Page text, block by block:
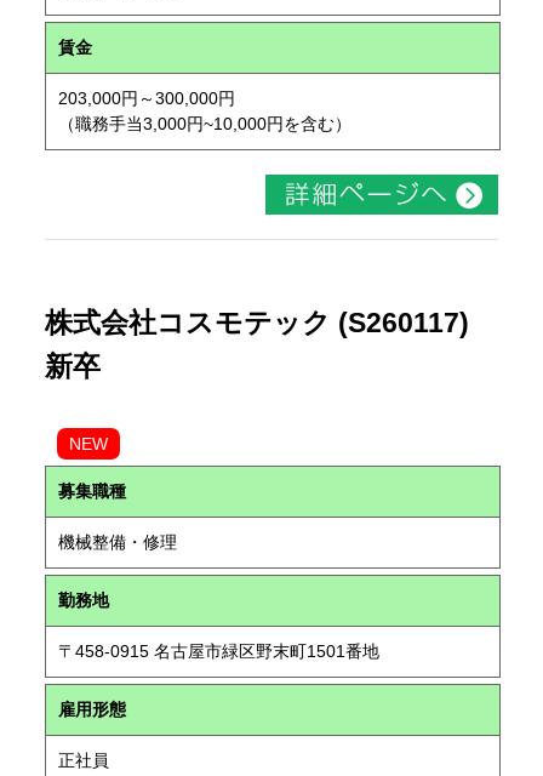
賃金
203,000円～300,000円
（職務手当3,000円~10,000円を含む）
株式会社コスモテック (S260117)
新卒
NEW
募集職種
機械整備・修理
勤務地
〒458-0915 名古屋市緑区野末町1501番地
雇用形態
正社員